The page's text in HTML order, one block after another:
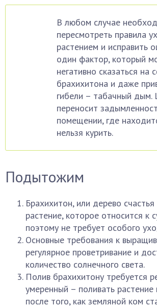
В любом случае
пересмотреть правила
растением и исправить
один фактор, который
негативно сказаться на
брахихитона и даже
гибели – табачный дым.
переносит
помещении, где
нельзя курить.
Подытожим
Брахихитон, или дерево
растение, которое относится к
поэтому не требует особого
Основные требования к
регулярное проветривание и
количество солнечного света.
Полив брахихитону требуется
умеренный – поливать
после того, как земляной ком